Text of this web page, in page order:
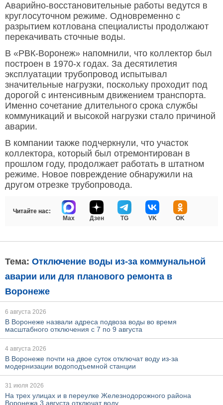
Аварийно-восстановительные работы ведутся в
круглосуточном режиме. Одновременно с
разрытием котлована специалисты продолжают
перекачивать сточные воды.
В «РВК-Воронеж» напомнили, что коллектор был
построен в 1970-х годах. За десятилетия
эксплуатации трубопровод испытывал
значительные нагрузки, поскольку проходит под
дорогой с интенсивным движением транспорта.
Именно сочетание длительного срока службы
коммуникаций и высокой нагрузки стало причиной
аварии.
В компании также подчеркнули, что участок
коллектора, который был отремонтирован в
прошлом году, продолжает работать в штатном
режиме. Новое повреждение обнаружили на
другом отрезке трубопровода.
Читайте нас:
Max
Дзен TG VK OK
Тема: Отключение воды из-за коммунальной
аварии или для планового ремонта в
Воронеже
6 августа 2026
В Воронеже назвали адреса подвоза воды во время
масштабного отключения с 7 по 9 августа
4 августа 2026
В Воронеже почти на двое суток отключат воду из-за
модернизации водоподъемной станции
31 июля 2026
На трех улицах и в переулке Железнодорожного района
Воронежа 3 августа отключат воду